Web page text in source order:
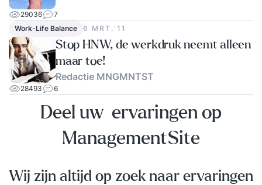
29036
7
Work-Life Balance
6 MRT.‘11
Stop HNW, de werkdruk neemt alleen
maar toe!
Redactie MNGMNTST
28493 6
Deel uw ervaringen op
ManagementSite
Wij zijn altijd op zoek naar ervaringen